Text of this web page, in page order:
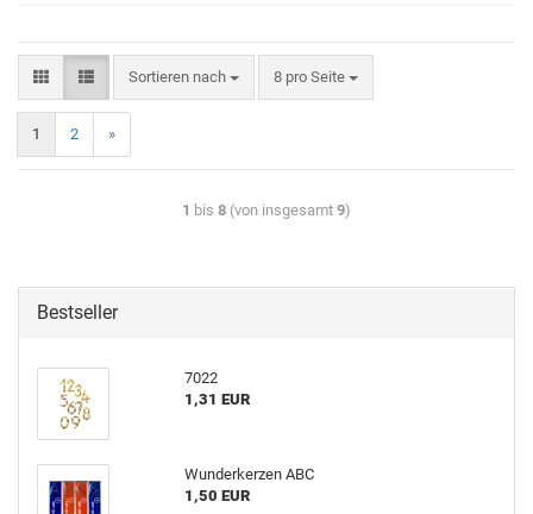
Sortieren nach 8 pro Seite
1 2 »
1 bis 8 (von insgesamt 9)
Bestseller
7022
1,31 EUR
Wunderkerzen ABC
1,50 EUR